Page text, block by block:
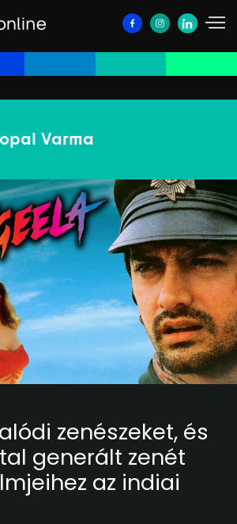
Varma
zenészeket, és
generált zenét
az indiai